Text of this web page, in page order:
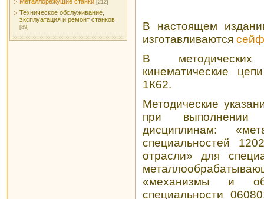
[212]
Техническое обслуживание,
эксплуатация и ремонт станков
[89]
В настоящем
изготавливаются
В методических
кинематические
1К62.
Методические
при выполнении
дисциплинам:
специальностей
отрасли» для
«механизмы и
специальности